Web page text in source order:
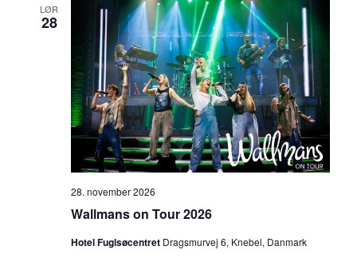
LØR
28
28. november 2026
Wallmans on Tour 2026
Hotel Fuglsøcentret Dragsmurvej 6, Knebel, Danmark